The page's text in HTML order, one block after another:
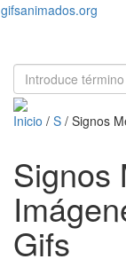
gifsanimados.org
Inicio / S / Signos
Signos
Gifs